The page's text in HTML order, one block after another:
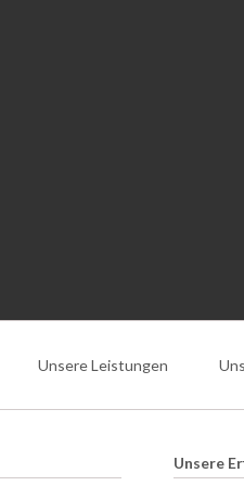
Unsere Leistungen
Unsere